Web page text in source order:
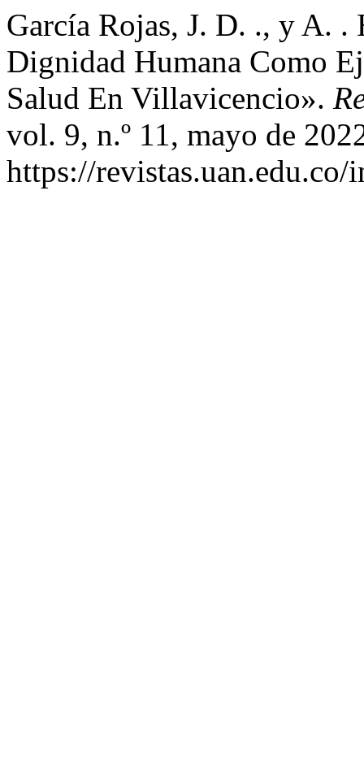
García Rojas, J. D. ., y A.
Dignidad Humana Como
Salud En Villavicencio».
vol. 9, n.º 11, mayo de
https://